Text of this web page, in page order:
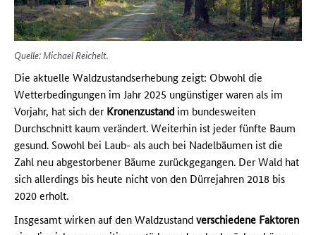
Quelle: Michael Reichelt.
Die aktuelle Waldzustandserhebung zeigt: Obwohl die
Wetterbedingungen im Jahr 2025 ungünstiger waren als im
Vorjahr, hat sich der Kronenzustand im bundesweiten
Durchschnitt kaum verändert. Weiterhin ist jeder fünfte Baum
gesund. Sowohl bei Laub- als auch bei Nadelbäumen ist die
Zahl neu abgestorbener Bäume zurückgegangen. Der Wald hat
sich allerdings bis heute nicht von den Dürrejahren 2018 bis
2020 erholt.
Insgesamt wirken auf den Waldzustandverschiedene Faktoren